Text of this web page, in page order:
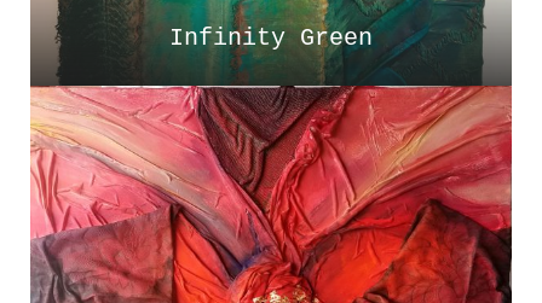
Infinity Green